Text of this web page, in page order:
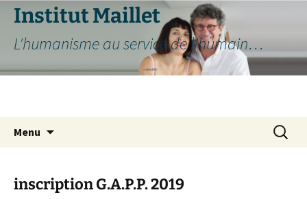
Aller
contenu
Institut Maillet
L'humanisme au service de l'humain…
Menu
inscription G.A.P.P. 2019